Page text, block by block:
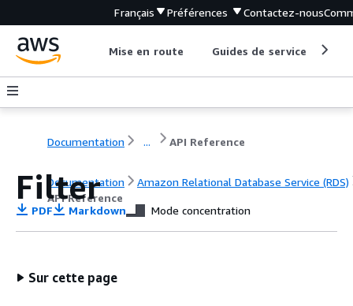
Français Préférences Contactez-nous
Mise en route Guides de service
Documentation ... API Reference
Documentation
Amazon Relational Database Service (RDS)
API Reference
Filter
PDF Markdown Mode concentration
Sur cette page